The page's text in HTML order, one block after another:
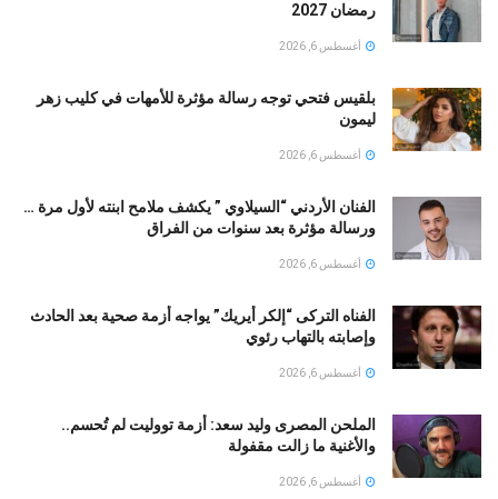
رمضان 2027
أغسطس 6, 2026
بلقيس فتحي توجه رسالة مؤثرة للأمهات في كليب زهر
ليمون ‏
أغسطس 6, 2026
الفنان الأردني “السيلاوي ” يكشف ملامح ابنته لأول مرة …
ورسالة مؤثرة بعد سنوات من الفراق
أغسطس 6, 2026
الفناه التركى “إلكر أيريك” يواجه أزمة صحية بعد الحادث
وإصابته بالتهاب رئوي
أغسطس 6, 2026
الملحن المصرى وليد سعد: أزمة تووليت لم تُحسم..
والأغنية ما زالت مقفولة
أغسطس 6, 2026